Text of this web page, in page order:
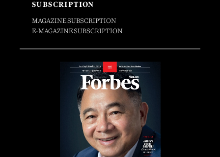
SUBSCRIPTION
MAGAZINE SUBSCRIPTION
E-MAGAZINE SUBSCRIPTION